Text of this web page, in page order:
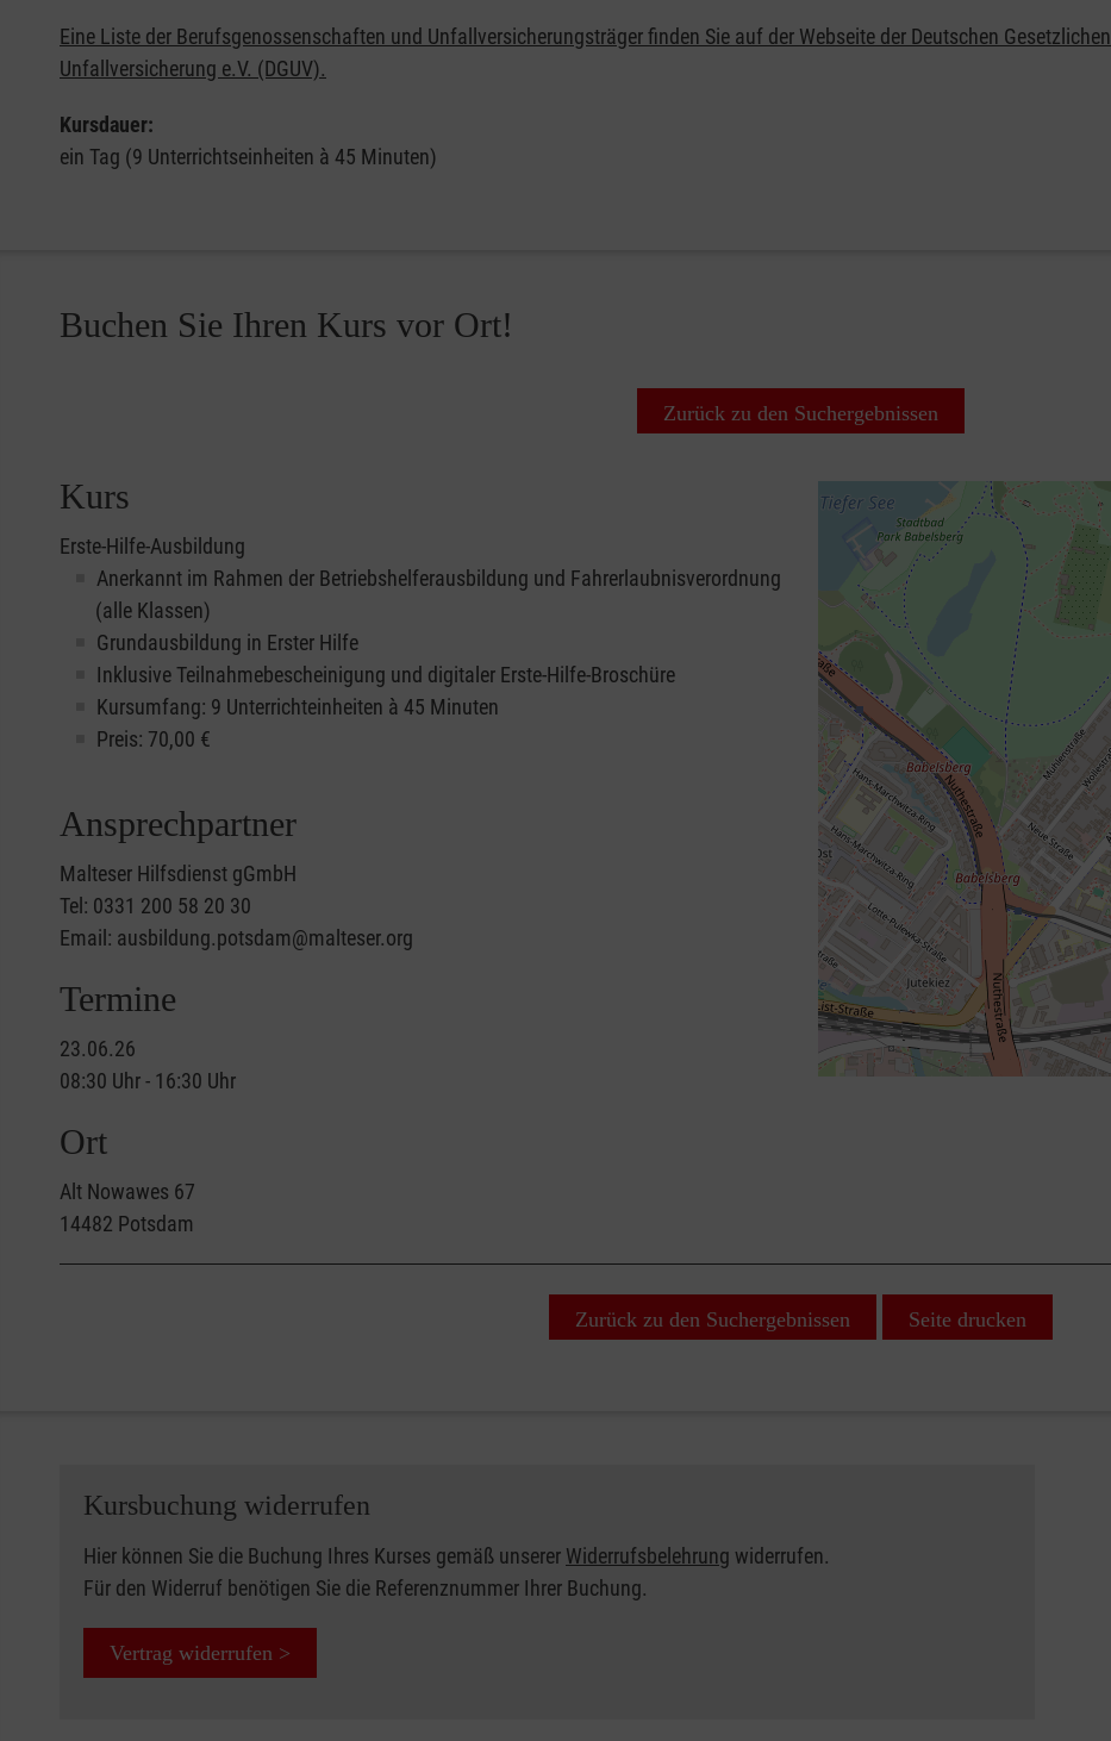
Eine Liste der Berufsgenossenschaften und Unfallversicherungsträger finden Sie auf der Webseite der Deutschen Gesetzlichen
Unfallversicherung e.V. (DGUV).
Kursdauer:
ein Tag (9 Unterrichtseinheiten à 45 Minuten)
Buchen Sie Ihren Kurs vor Ort!
Zurück zu den Suchergebnissen
Kurs
Erste-Hilfe-Ausbildung
Anerkannt im Rahmen der Betriebshelferausbildung und Fahrerlaubnisverordnung
(alle Klassen)
Grundausbildung in Erster Hilfe
Inklusive Teilnahmebescheinigung und digitaler Erste-Hilfe-Broschüre
Kursumfang: 9 Unterrichteinheiten à 45 Minuten
Preis: 70,00 €
Ansprechpartner
Malteser Hilfsdienst gGmbH
Tel: 0331 200 58 20 30
Email: ausbildung.potsdam@malteser.org
Termine
23.06.26
08:30 Uhr - 16:30 Uhr
Ort
Alt Nowawes 67
14482 Potsdam
Zurück zu den Suchergebnissen Seite drucken
Kursbuchung widerrufen
Hier können Sie die Buchung Ihres Kurses gemäß unserer Widerrufsbelehrung widerrufen.
Für den Widerruf benötigen Sie die Referenznummer Ihrer Buchung.
Vertrag widerrufen >